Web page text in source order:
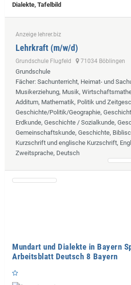
Dialekte, Tafelbild
Anzeige lehrer.biz
Lehrkraft (m/w/d)
Grundschule Flugfeld 71034 Böblingen
Grundschule
Fächer: Sachunterricht, Heimat- und
Musikerziehung, Musik,
Additum, Mathematik, Politik und
Geschichte/Politik/Geographie,
Erdkunde, Geschichte / Sozialkunde,
Gemeinschaftskunde, Geschichte,
Kurzschrift und englische Kurzschrift,
Zweitsprache, Deutsch
Mundart und Dialekte in Bayern
Arbeitsblatt Deutsch 8 Bayern